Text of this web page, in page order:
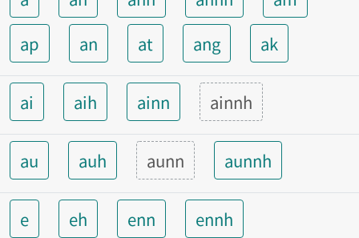
ap
an at ang ak
ai aih ainn ainnh
au auh aunn aunnh
e eh enn ennh